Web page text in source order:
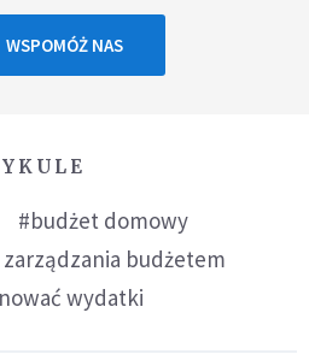
WSPOMÓŻ NAS
#budżet domowy
budżetem
wydatki